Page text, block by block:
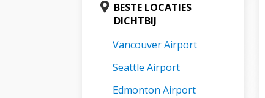
BESTE LOCATIES
DICHTBIJ
Vancouver Airport
Seattle Airport
Edmonton Airport